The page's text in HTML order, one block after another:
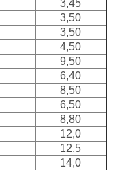
3,45
3,50
3,50
4,50
9,50
6,40
8,50
6,50
8,80
12,0
12,5
14,0